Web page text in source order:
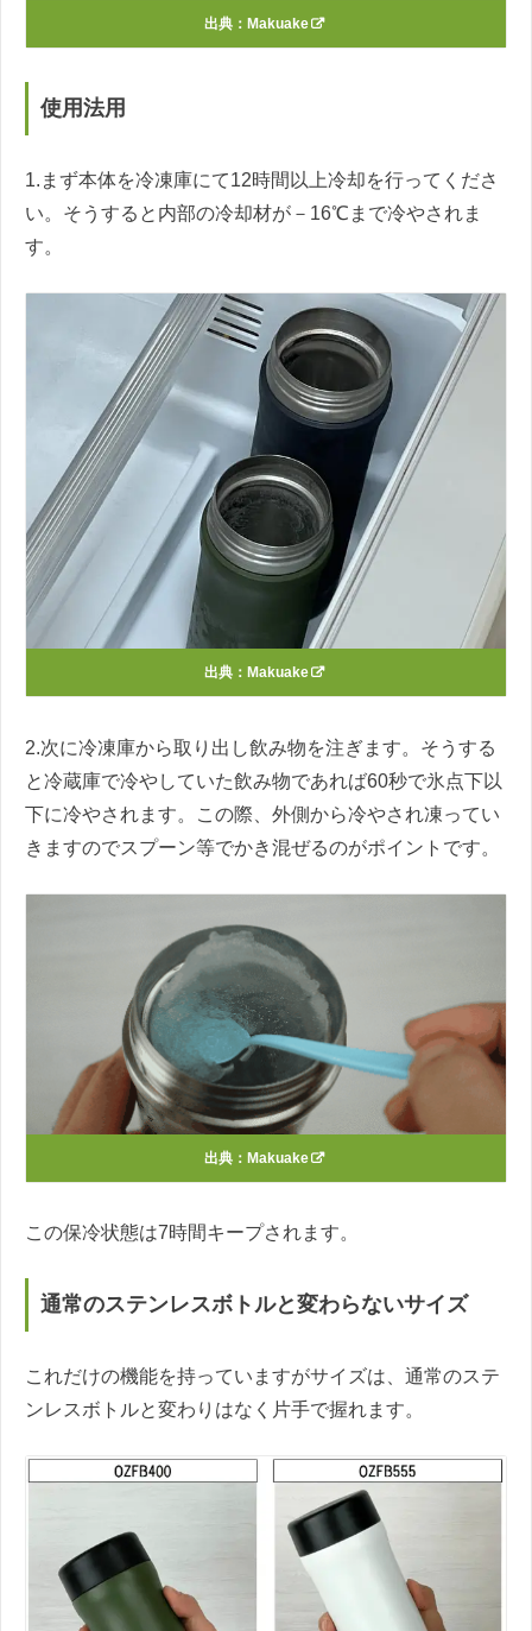
出典： Makuake
使用法用
1.まず本体を冷凍庫にて12時間以上冷却を行ってくださ
い。そうすると内部の冷却材が－16℃まで冷やされま
す。
出典： Makuake
2.次に冷凍庫から取り出し飲み物を注ぎます。そうする
と冷蔵庫で冷やしていた飲み物であれば60秒で氷点下以
下に冷やされます。この際、外側から冷やされ凍ってい
きますのでスプーン等でかき混ぜるのがポイントです。
出典： Makuake
この保冷状態は7時間キープされます。
通常のステンレスボトルと変わらないサイズ
これだけの機能を持っていますがサイズは、通常のステ
ンレスボトルと変わりはなく片手で握れます。